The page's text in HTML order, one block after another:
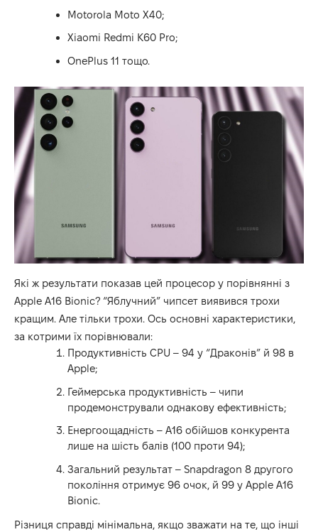
Motorola Moto X40;
Xiaomi Redmi K60 Pro;
OnePlus 11 тощо.
Які ж результати показав цей процесор у порівнянні з
Apple A16 Bionic? “Яблучний” чипсет виявився трохи
кращим. Але тільки трохи. Ось основні характеристики,
за котрими їх порівнювали:
Продуктивність CPU – 94 у “Драконів” й 98 в
Apple;
Геймерська продуктивність – чипи
продемонстрували однакову ефективність;
Енергоощадність – А16 обійшов конкурента
лише на шість балів (100 проти 94);
Загальний результат – Snapdragon 8 другого
покоління отримує 96 очок, й 99 у Apple A16
Bionic.
Різниця справді мінімальна, якщо зважати на те, що інші